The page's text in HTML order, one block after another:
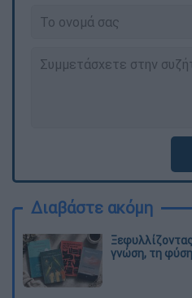
Διαβάστε ακόμη
γνώση, τη φύση